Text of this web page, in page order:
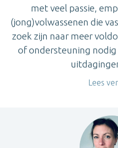
met veel passie,
(jong)volwassenen die
zoek zijn naar meer
of ondersteuning
Lees